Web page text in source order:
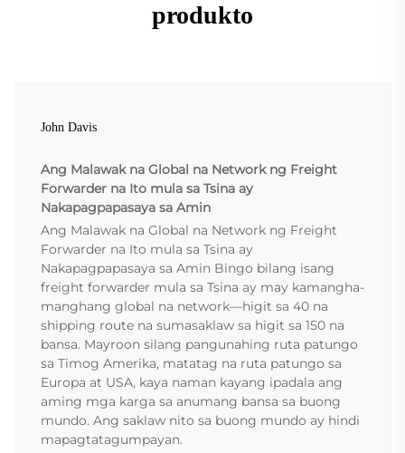
produkto
John Davis
Ang Malawak na Global na Network ng Freight
Forwarder na Ito mula sa Tsina ay
Nakapagpapasaya sa Amin
Ang Malawak na Global na Network ng Freight
Forwarder na Ito mula sa Tsina ay
Nakapagpapasaya sa Amin Bingo bilang isang
freight forwarder mula sa Tsina ay may kamangha-
manghang global na network—higit sa 40 na
shipping route na sumasaklaw sa higit sa 150 na
bansa. Mayroon silang pangunahing ruta patungo
sa Timog Amerika, matatag na ruta patungo sa
Europa at USA, kaya naman kayang ipadala ang
aming mga karga sa anumang bansa sa buong
mundo. Ang saklaw nito sa buong mundo ay hindi
mapagtatagumpayan.